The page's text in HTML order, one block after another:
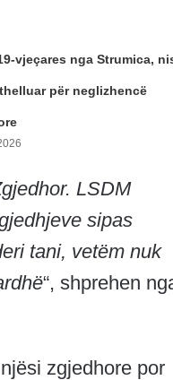
vjeçares nga Strumica,
për neglizhencë
LSDM
sipas
tani, vetëm nuk
“, shprehen
zgjedhore por